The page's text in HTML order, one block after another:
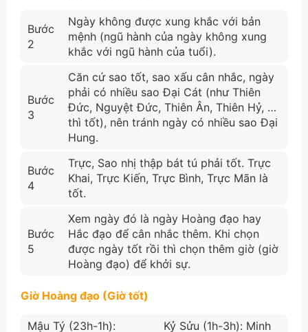
Bước
2
Ngày không được xung khắc với bản
mệnh (ngũ hành của ngày không xung
khắc với ngũ hành của tuổi).
Bước
3
Căn cứ sao tốt, sao xấu cân nhắc, ngày
phải có nhiều sao Đại Cát (như Thiên
Đức, Nguyệt Đức, Thiên Ân, Thiên Hỷ, …
thì tốt), nên tránh ngày có nhiều sao Đại
Hung.
Bước
4
Trực, Sao nhị thập bát tú phải tốt. Trực
Khai, Trực Kiến, Trực Bình, Trực Mãn là
tốt.
Bước
5
Xem ngày đó là ngày Hoàng đạo hay
Hắc đạo để cân nhắc thêm. Khi chọn
được ngày tốt rồi thì chọn thêm giờ (giờ
Hoàng đạo) để khởi sự.
Giờ Hoàng đạo (Giờ tốt)
Mậu Tý (23h-1h):
Kỷ Sửu (1h-3h): Minh